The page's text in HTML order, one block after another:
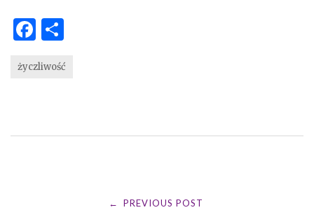
F
c ar
życzliwość
← PREVIOUS POST